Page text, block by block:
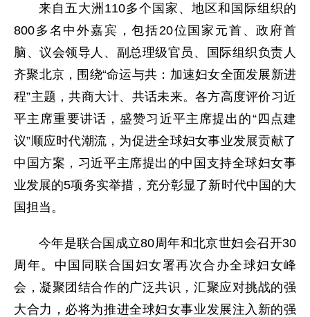
来自五大洲110多个国家、地区和国际组织的
800多名中外嘉宾，包括20位国家元首、政府首
脑、议会领导人、副总理级官员、国际组织负责人
齐聚北京，围绕“命运与共：加速妇女全面发展新进
程”主题，共商大计、共话未来。各方高度评价习近
平主席重要讲话，盛赞习近平主席提出的“四点建
议”顺应时代潮流，为促进全球妇女事业发展贡献了
中国方案，习近平主席提出的中国支持全球妇女事
业发展的5项务实举措，充分彰显了新时代中国的大
国担当。
今年是联合国成立80周年和北京世妇会召开30
周年。中国同联合国妇女署再次合办全球妇女峰
会，凝聚团结合作的广泛共识，汇聚应对挑战的强
大合力，必将为推进全球妇女事业发展注入新的强